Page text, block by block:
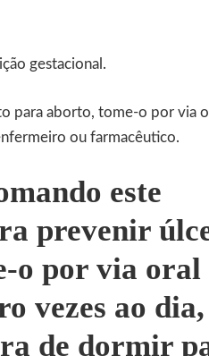
gestacional.
para aborto, tome-o por via
ou farmacêutico.
este
prevenir
o por via oral
vezes ao dia,
de dormir